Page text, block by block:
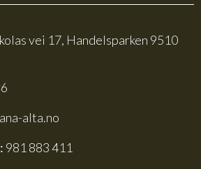
vei 17, Handelsparken 9510
alta.no
981 883 411